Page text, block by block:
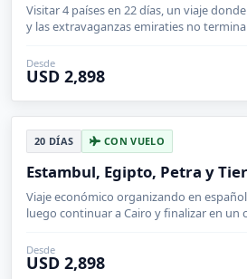
Visitar 4 países en 22 días, un viaje
y las extravaganzas emiraties no
Desde
USD 2,898
20 DÍAS CON VUELO
Estambul, Egipto, Petra y
Viaje económico organizando en
luego continuar a Cairo y finalizar en un
Desde
USD 2,898